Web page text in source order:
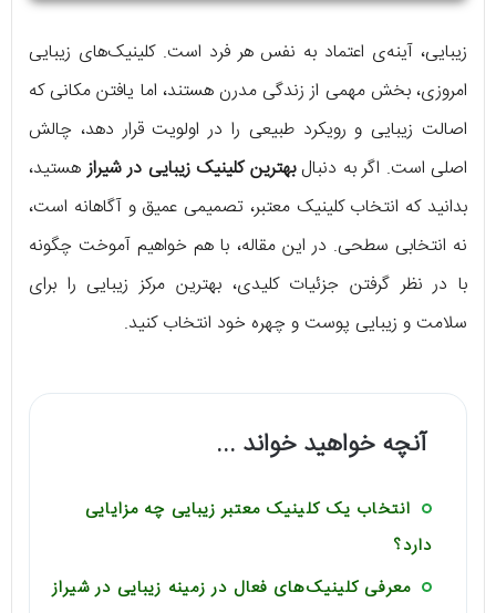
زیبایی، آینه‌ی اعتماد به نفس هر فرد است. کلینیک‌های زیبایی
امروزی، بخش مهمی از زندگی مدرن هستند، اما یافتن مکانی که
اصالت زیبایی و رویکرد طبیعی را در اولویت قرار دهد، چالش
اصلی است. اگر به دنبالبهترین کلینیک زیبایی در شیرازهستید،
بدانید که انتخاب کلینیک معتبر، تصمیمی عمیق و آگاهانه است،
نه انتخابی سطحی. در این مقاله، با هم خواهیم آموخت چگونه
با در نظر گرفتن جزئیات کلیدی، بهترین مرکز زیبایی را برای
سلامت و زیبایی پوست و چهره خود انتخاب کنید.
آنچه خواهید خواند ...
انتخاب یک کلینیک معتبر زیبایی چه مزایایی
دارد؟
معرفی کلینیک‌های فعال در زمینه زیبایی در شیراز